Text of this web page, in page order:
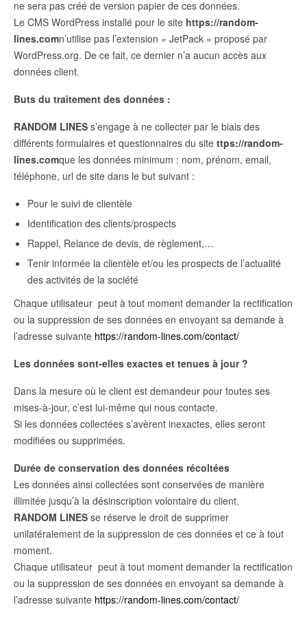
ne sera pas créé de version papier de ces données.
Le CMS WordPress installé pour le site https://random-
lines.comn’utilise pas l’extension « JetPack » proposé par
WordPress.org. De ce fait, ce dernier n’a aucun accès aux
données client.
Buts du traitement des données :
RANDOM LINES s’engage à ne collecter par le biais des
différents formulaires et questionnaires du site ttps://random-
lines.comque les données minimum : nom, prénom, email,
téléphone, url de site dans le but suivant :
Pour le suivi de clientèle
Identification des clients/prospects
Rappel, Relance de devis, de règlement,…
Tenir informée la clientèle et/ou les prospects de l’actualité
des activités de la société
Chaque utilisateur peut à tout moment demander la rectification
ou la suppression de ses données en envoyant sa demande à
l’adresse suivante https://random-lines.com/contact/
Les données sont-elles exactes et tenues à jour ?
Dans la mesure où le client est demandeur pour toutes ses
mises-à-jour, c’est lui-même qui nous contacte.
Si les données collectées s’avèrent inexactes, elles seront
modifiées ou supprimées.
Durée de conservation des données récoltées
Les données ainsi collectées sont conservées de manière
illimitée jusqu’à la désinscription volontaire du client.
RANDOM LINES se réserve le droit de supprimer
unilatéralement de la suppression de ces données et ce à tout
moment.
Chaque utilisateur peut à tout moment demander la rectification
ou la suppression de ses données en envoyant sa demande à
l’adresse suivante https://random-lines.com/contact/